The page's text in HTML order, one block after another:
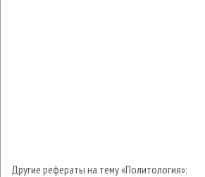
Другие рефераты на тему «Политология»: